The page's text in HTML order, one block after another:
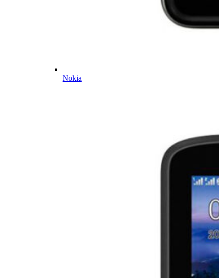
Nokia